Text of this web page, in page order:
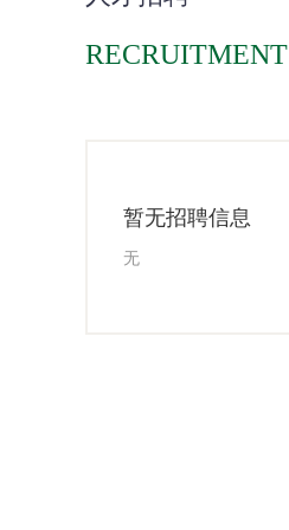
RECRUITMENT
暂无招聘信息
无